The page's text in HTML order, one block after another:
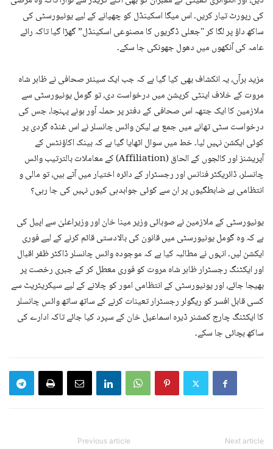
کی رپورٹ تیار کریں۔ اس میگا اسکینڈل کو چھپانے کے لیے یونیورسٹی کی
ساکھ داؤ پر لگا کر "جعلی ڈگریوں کا مصنوعی اسکینڈل” گھڑا گیا تاکہ رائے
عامہ کی آنکھوں میں دھول جھونکی جا سکے۔
مزید برآں، یہ انکشاف بھی کیا گیا ہے کہ جب ایک سینئر صحافی نے ظاہر شاہ
مروت کے خلاف اینٹی کرپشن میں درخواست دی، تو گومل یونیورسٹی سے
ملازمین کا ایک جتھہ اس صحافی کے دفتر پر حملہ آور ہونے پہنچا، جس کی
درخواست سٹی تھانے میں جمع ہے لیکن وائس چانسلر نے اس غنڈہ گردی پر
کوئی ایکشن نہیں لیا۔ خط میں سوال اٹھایا گیا ہے کہ بینک اکاؤنٹس کے
آپریشنز اور کالجوں کے الحاق (Affiliation) کے معاملات بالترتیب وائس
چانسلر، ڈائریکٹر فنانس اور رجسٹرار کے دائرہ اختیار میں آتے ہیں، تو مالی و
انتظامی بے ضابطگیوں پر ان سے کوئی جوابدہی کیوں نہیں کی جا رہی؟
یونیورسٹی کے ملازمین نے صوبائی وزیر مینا خان اور وزیراعلیٰ سے اپیل کی
ہے کہ وہ گومل یونیورسٹی میں قانون کی بالادستی قائم کرنے کے لیے فوری
ایکشن لیں۔ انہوں نے مطالبہ کیا ہے کہ موجودہ وائس چانسلر ڈاکٹر ظفر اقبال
اور ایکٹنگ رجسٹرار ظاہر شاہ مروت کو فوری معطل کر کے جبری رخصت پر
بھیجا جائے، اور یونیورسٹی کے انتظامی امور کو چلانے کے لیے سیکریٹریٹ سے
کسی قابل افسر کو ریگولر رجسٹرار تعینات کرنے کے ساتھ ساتھ وائس چانسلر
کا ایکٹنگ چارج کمشنر ڈیرہ اسماعیل خان کے سپرد کیا جائے تاکہ ادارے کی
ساکھ بچائی جا سکے۔
Previous article Next article